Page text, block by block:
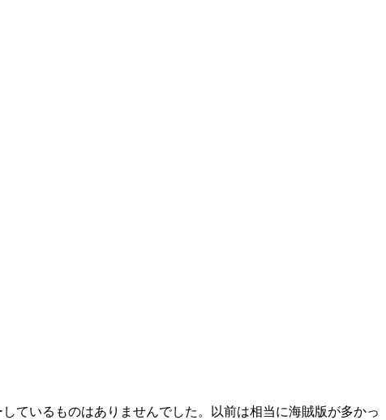
ているものはありませんでした。以前は相当に海賊版が多かっ